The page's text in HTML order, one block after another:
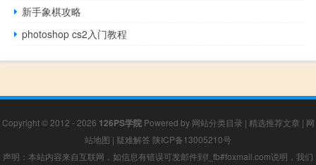
新手象棋攻略
photoshop cs2入门教程
Copyright © 2012 - 2026 126PS学院Powered by 网站分类目录 | 精选推荐文章 | 网
站地图 | 疑难解答 陕ICP备13005210号
声明：本站内容来自互联网，如信息有错误可发邮件到f_fb#foxmail.com说明，我们